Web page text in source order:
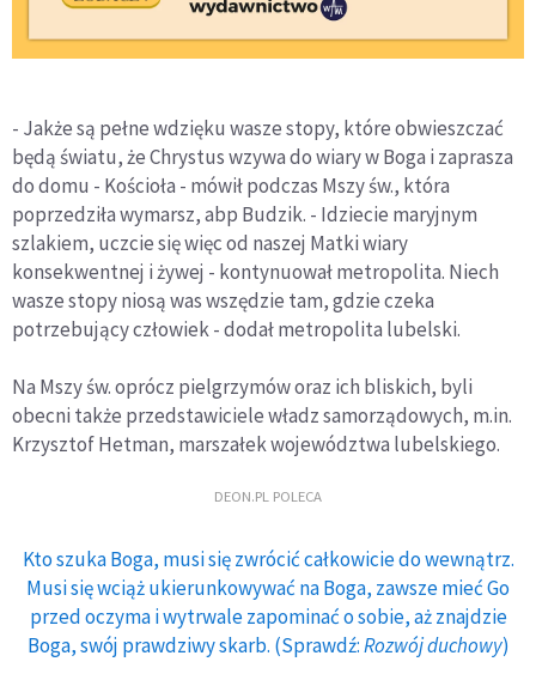
- Jakże są pełne wdzięku wasze stopy, które obwieszczać
będą światu, że Chrystus wzywa do wiary w Boga i zaprasza
do domu - Kościoła - mówił podczas Mszy św., która
poprzedziła wymarsz, abp Budzik. - Idziecie maryjnym
szlakiem, uczcie się więc od naszej Matki wiary
konsekwentnej i żywej - kontynuował metropolita. Niech
wasze stopy niosą was wszędzie tam, gdzie czeka
potrzebujący człowiek - dodał metropolita lubelski.
Na Mszy św. oprócz pielgrzymów oraz ich bliskich, byli
obecni także przedstawiciele władz samorządowych, m.in.
Krzysztof Hetman, marszałek województwa lubelskiego.
DEON.PL POLECA
Kto szuka Boga, musi się zwrócić całkowicie do wewnątrz.
Musi się wciąż ukierunkowywać na Boga, zawsze mieć Go
przed oczyma i wytrwale zapominać o sobie, aż znajdzie
Boga, swój prawdziwy skarb. (Sprawdź:Rozwój duchowy)